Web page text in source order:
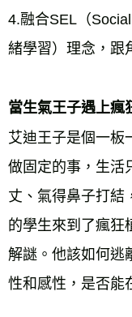
4.融合SEL（
緒學習）理念，跟
當生氣王子遇上瘋
艾迪王子是個一板
做固定的事，生活
丈、氣得鼻子打結
的學生來到了瘋狂
解謎。他該如何逃
性和感性，是否能